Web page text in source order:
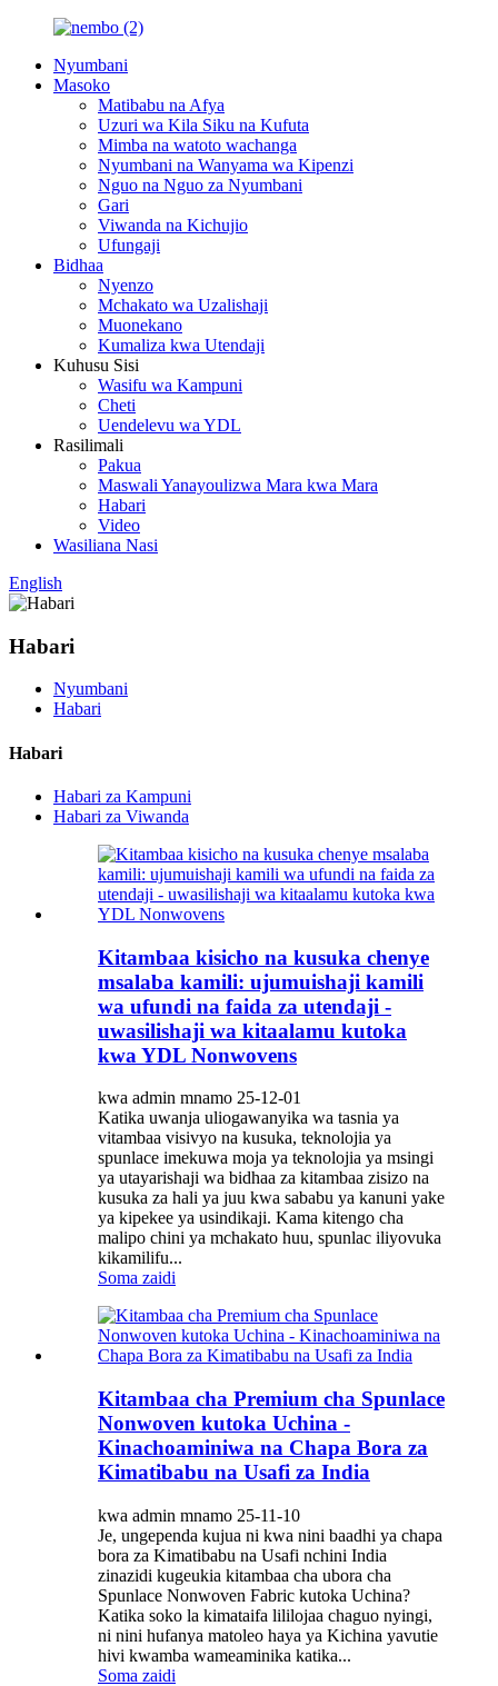
Nyumbani
Masoko
Matibabu na Afya
Uzuri wa Kila Siku na Kufuta
Mimba na watoto wachanga
Nyumbani na Wanyama wa Kipenzi
Nguo na Nguo za Nyumbani
Gari
Viwanda na Kichujio
Ufungaji
Bidhaa
Nyenzo
Mchakato wa Uzalishaji
Muonekano
Kumaliza kwa Utendaji
Kuhusu Sisi
Wasifu wa Kampuni
Cheti
Uendelevu wa YDL
Rasilimali
Pakua
Maswali Yanayoulizwa Mara kwa Mara
Habari
Video
Wasiliana Nasi
English
Habari
Nyumbani
Habari
Habari
Habari za Kampuni
Habari za Viwanda
Kitambaa kisicho na kusuka chenye
msalaba kamili: ujumuishaji kamili
wa ufundi na faida za utendaji -
uwasilishaji wa kitaalamu kutoka
kwa YDL Nonwovens
kwa admin mnamo 25-12-01
Katika uwanja uliogawanyika wa tasnia ya
vitambaa visivyo na kusuka, teknolojia ya
spunlace imekuwa moja ya teknolojia ya msingi
ya utayarishaji wa bidhaa za kitambaa zisizo na
kusuka za hali ya juu kwa sababu ya kanuni yake
ya kipekee ya usindikaji. Kama kitengo cha
malipo chini ya mchakato huu, spunlac iliyovuka
kikamilifu...
Soma zaidi
Kitambaa cha Premium cha Spunlace
Nonwoven kutoka Uchina -
Kinachoaminiwa na Chapa Bora za
Kimatibabu na Usafi za India
kwa admin mnamo 25-11-10
Je, ungependa kujua ni kwa nini baadhi ya chapa
bora za Kimatibabu na Usafi nchini India
zinazidi kugeukia kitambaa cha ubora cha
Spunlace Nonwoven Fabric kutoka Uchina?
Katika soko la kimataifa lililojaa chaguo nyingi,
ni nini hufanya matoleo haya ya Kichina yavutie
hivi kwamba wameaminika katika...
Soma zaidi